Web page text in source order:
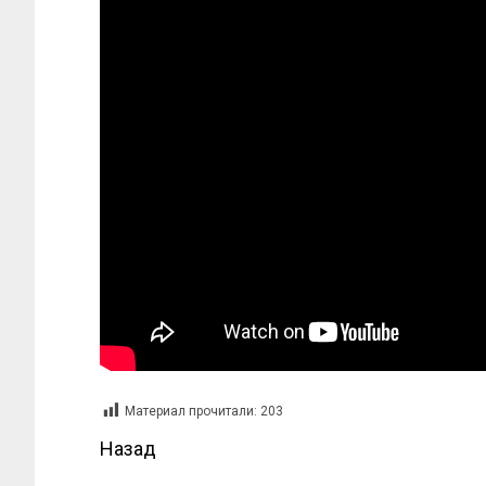
Материал прочитали: 203
Назад